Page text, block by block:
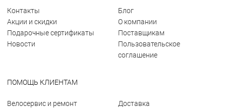
Контакты
Акции и скидки
Подарочные сертификаты
Новости
Блог
О компании
Поставщикам
Пользовательское
соглашение
ПОМОЩЬ КЛИЕНТАМ
Велосервис и ремонт
Доставка